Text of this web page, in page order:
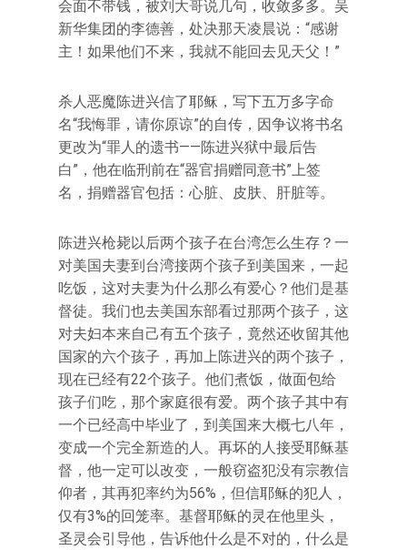
会面不带钱，被刘大哥说几句，收敛多多。吴
新华集团的李德善，处决那天凌晨说：“感谢
主！如果他们不来，我就不能回去见天父！”
杀人恶魔陈进兴信了耶稣，写下五万多字命
名“我悔罪，请你原谅”的自传，因争议将书名
更改为“罪人的遗书——陈进兴狱中最后告
白”，他在临刑前在“器官捐赠同意书”上签
名，捐赠器官包括：心脏、皮肤、肝脏等。
陈进兴枪毙以后两个孩子在台湾怎么生存？一
对美国夫妻到台湾接两个孩子到美国来，一起
吃饭，这对夫妻为什么那么有爱心？他们是基
督徒。我们也去美国东部看过那两个孩子，这
对夫妇本来自己有五个孩子，竟然还收留其他
国家的六个孩子，再加上陈进兴的两个孩子，
现在已经有22个孩子。他们煮饭，做面包给
孩子们吃，那个家庭很有爱。两个孩子其中有
一个已经高中毕业了，到美国来大概七八年，
变成一个完全新造的人。再坏的人接受耶稣基
督，他一定可以改变，一般窃盗犯没有宗教信
仰者，其再犯率约为56%，但信耶稣的犯人，
仅有3%的回笼率。基督耶稣的灵在他里头，
圣灵会引导他，告诉他什么是不对的，什么是